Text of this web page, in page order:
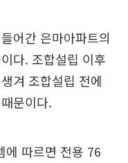
어간 은마아파트의
다. 조합설립 이후
겨 조합설립 전에
문이다.
에 따르면 전용 76